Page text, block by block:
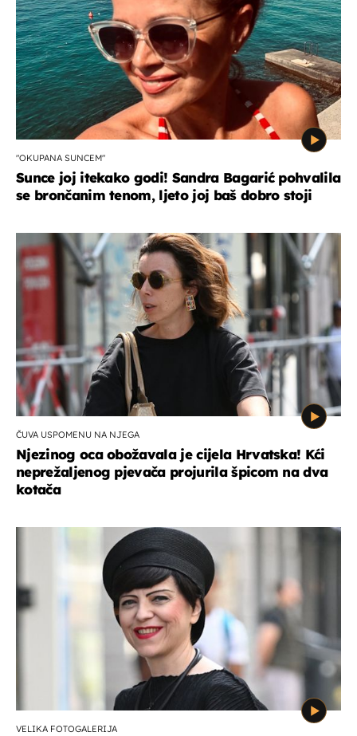
"OKUPANA SUNCEM"
Sunce joj itekako godi! Sandra Bagarić pohvalila
se brončanim tenom, ljeto joj baš dobro stoji
ČUVA USPOMENU NA NJEGA
Njezinog oca obožavala je cijela Hrvatska! Kći
neprežaljenog pjevača projurila špicom na dva
kotača
VELIKA FOTOGALERIJA